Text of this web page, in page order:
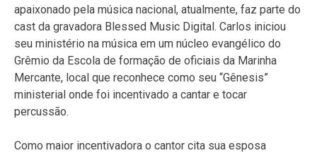
apaixonado pela música nacional, atualmente, faz parte do
cast da gravadora Blessed Music Digital. Carlos iniciou
seu ministério na música em um núcleo evangélico do
Grêmio da Escola de formação de oficiais da Marinha
Mercante, local que reconhece como seu “Gênesis”
ministerial onde foi incentivado a cantar e tocar
percussão.
Como maior incentivadora o cantor cita sua esposa